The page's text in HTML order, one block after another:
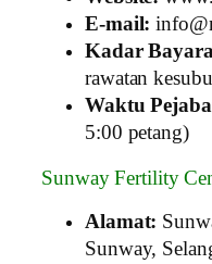
E-mail:
Kadar
rawatan
Waktu
5:00 petang)
Sunway Fertility
Alamat:
Sunway,